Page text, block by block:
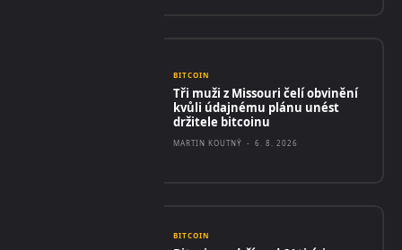
BITCOIN
Tři muži z Missouri čelí obvinění
kvůli údajnému plánu unést
držitele bitcoinu
MARTIN KOUTNÝ - 6. 8. 2026
BITCOIN